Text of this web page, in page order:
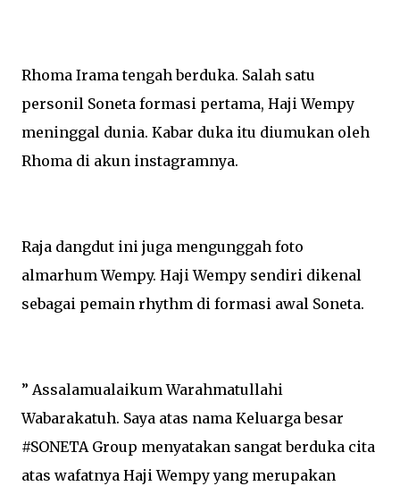
Rhoma Irama tengah berduka. Salah satu
personil Soneta formasi pertama, Haji Wempy
meninggal dunia. Kabar duka itu diumukan oleh
Rhoma di akun instagramnya.
Raja dangdut ini juga mengunggah foto
almarhum Wempy. Haji Wempy sendiri dikenal
sebagai pemain rhythm di formasi awal Soneta.
” Assalamualaikum Warahmatullahi
Wabarakatuh. Saya atas nama Keluarga besar
#SONETA Group menyatakan sangat berduka cita
atas wafatnya Haji Wempy yang merupakan